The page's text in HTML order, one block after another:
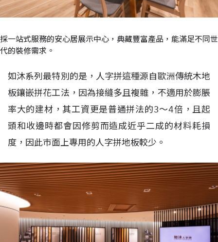
採一站式服務的安心居展示中心，典藏豐富產品，能滿足不同世
代的裝修需求。
如沐系列最特別的是，人字拼這種源自歐洲傳統木地
板鑲嵌拼花工法，因為接縫多且複雜，不適用於膨脹
率大的建材，其工資更是普通拼法的3～4倍，且起
頭和收邊時都會因修剪而造成近乎二成的材料耗損
度，因此巿面上專用的人字拼地板較少。